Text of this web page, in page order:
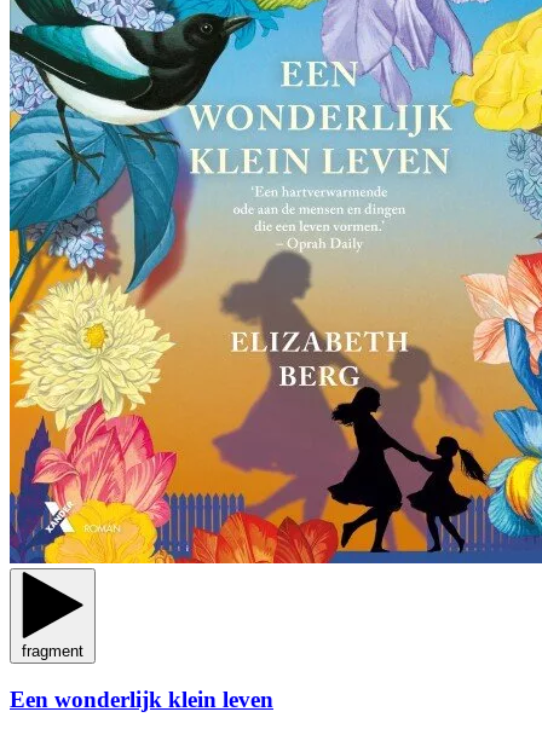
fragment
Een wonderlijk klein leven